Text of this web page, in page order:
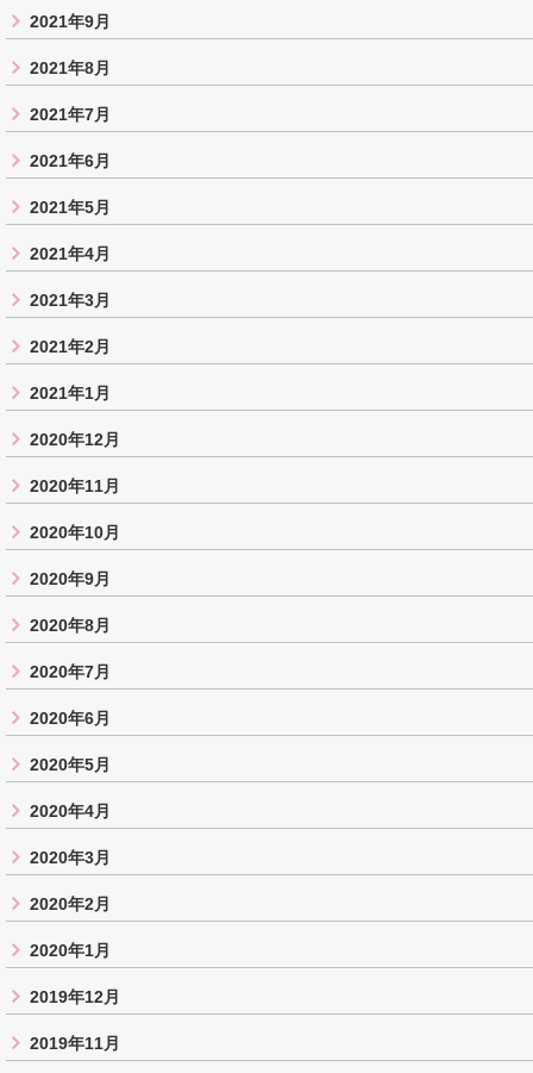
2021年9月
2021年8月
2021年7月
2021年6月
2021年5月
2021年4月
2021年3月
2021年2月
2021年1月
2020年12月
2020年11月
2020年10月
2020年9月
2020年8月
2020年7月
2020年6月
2020年5月
2020年4月
2020年3月
2020年2月
2020年1月
2019年12月
2019年11月